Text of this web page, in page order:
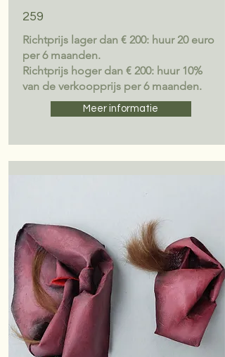
259
Richtprijs lager dan € 200: huur 20 euro
per 6 maanden.
Richtprijs hoger dan € 200: huur 10%
van de verkoopprijs per 6 maanden.
Meer informatie